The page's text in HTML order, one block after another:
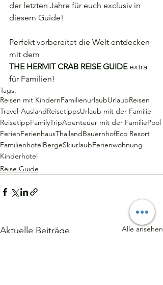
der letzten Jahre für euch exclusiv in
diesem Guide!
Perfekt vorbereitet die Welt entdecken
mit dem
THE HERMIT CRAB REISE GUIDE extra
für Familien!
Tags:
Reisen mit KindernFamilienurlaubUrlaubReisen
Travel-AuslandReisetippsUrlaub mit der Familie
ReisetippFamilyTripAbenteuer mit der FamiliePool
FerienFerienhausThailandBauernhofEco Resort
FamilienhotelBergeSkiurlaubFerienwohnung
Kinderhotel
Reise Guide
Aktuelle Beiträge Alle ansehen